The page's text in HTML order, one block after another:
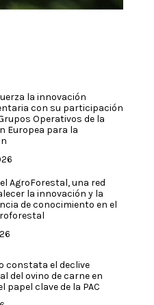
la innovación
con su participación
Operativos de la
Europea para la
AgroForestal, una red
la innovación y la
de conocimiento en el
constata el declive
del ovino de carne en
papel clave de la PAC